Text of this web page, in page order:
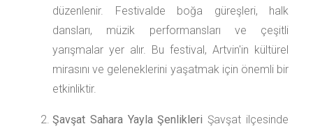
düzenlenir. Festivalde boğa güreşleri, halk
dansları, müzik performansları ve çeşitli
yarışmalar yer alır. Bu festival, Artvin'in kültürel
mirasını ve geleneklerini yaşatmak için önemli bir
etkinliktir.
Şavşat Sahara Yayla Şenlikleri Şavşat ilçesinde